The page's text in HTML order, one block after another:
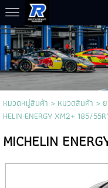
หมวดหมู่สินค้า > หมวดสินค้า >
HELIN ENERGY XM2+ 185/
MICHELIN